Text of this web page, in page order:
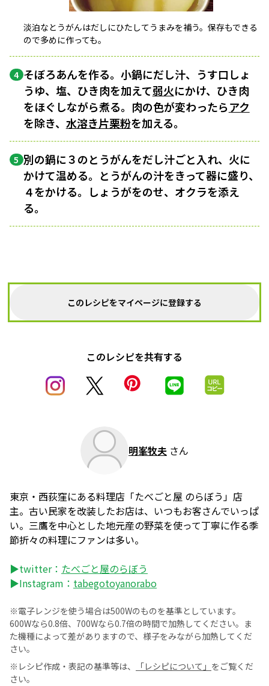
淡泊なとうがんはだしにひたしてうまみを補う。保存もできる
ので多めに作っても。
4 そぼろあんを作る。小鍋にだし汁、うす口しょ
うゆ、塩、ひき肉を加えて弱火にかけ、ひき肉
をほぐしながら煮る。肉の色が変わったらアク
を除き、 水溶き片栗粉を加える。
5 別の鍋に３のとうがんをだし汁ごと入れ、火に
かけて温める。とうがんの汁をきって器に盛り、
４をかける。しょうがをのせ、オクラを添え
る。
このレシピをマイページに登録する
このレシピを共有する
明峯牧夫 さん
東京・西荻窪にある料理店「たべごと屋 のらぼう」店
主。古い民家を改装したお店は、いつもお客さんでいっぱ
い。三鷹を中心とした地元産の野菜を使って丁寧に作る季
節折々の料理にファンは多い。
▶twitter： たべごと屋のらぼう
▶Instagram： tabegotoyanorabo
※電子レンジを使う場合は500Wのものを基準としています。
600Wなら0.8倍、700Wなら0.7倍の時間で加熱してください。ま
た機種によって差がありますので、様子をみながら加熱してくだ
さい。
※レシピ作成・表記の基準等は、
「レシピについて」 をご覧くだ
さい。